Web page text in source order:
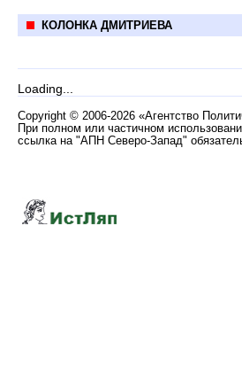
КОЛОНКА ДМИТРИЕВА
Loading...
Copyright © 2006-2026 «Агентство
При полном или частичном
ссылка на "АПН Северо-Запад"